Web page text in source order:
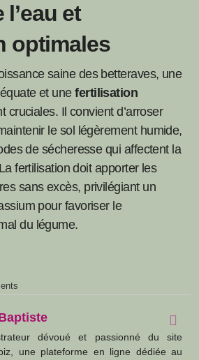
et
optimales
saine des betteraves, une
et unefertilisation
cruciales. Il convient d’arroser
le sol légèrement humide,
de sécheresse qui affectent la
fertilisation doit apporter les
sans excès, privilégiant un
pour favoriser le
du légume.
dévoué et passionné du site
une plateforme en ligne dédiée au